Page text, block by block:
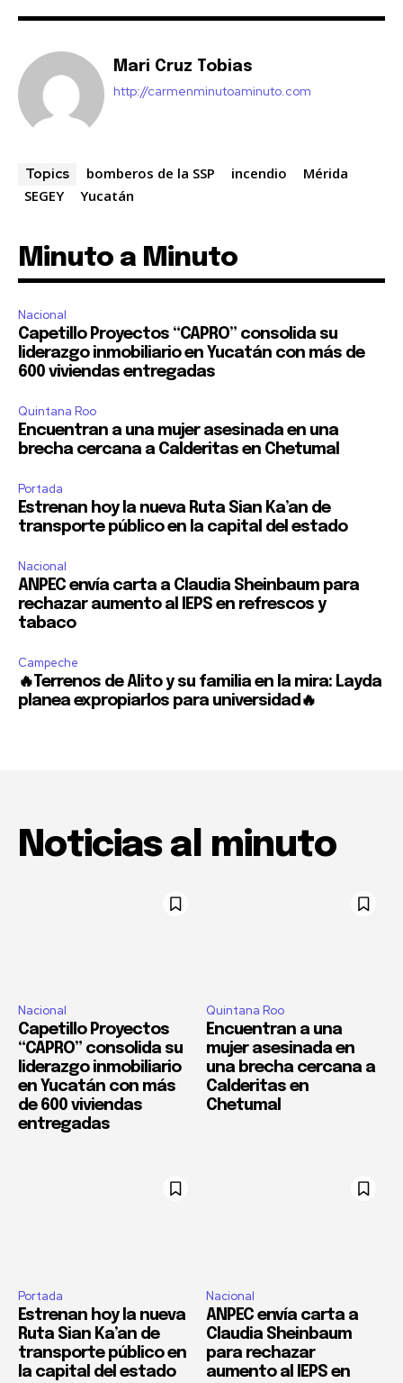
Mari Cruz Tobias
http://carmenminutoaminuto.com
Topics bomberos de la SSP incendio
Mérida
SEGEY
Yucatán
Minuto a Minuto
Nacional
Capetillo Proyectos “CAPRO” consolida su
liderazgo inmobiliario en Yucatán con más de
600 viviendas entregadas
Quintana Roo
Encuentran a una mujer asesinada en una
brecha cercana a Calderitas en Chetumal
Portada
Estrenan hoy la nueva Ruta Sian Ka’an de
transporte público en la capital del estado
Nacional
ANPEC envía carta a Claudia Sheinbaum para
rechazar aumento al IEPS en refrescos y
tabaco
Campeche
🔥Terrenos de Alito y su familia en la mira: Layda
planea expropiarlos para universidad🔥
Noticias al minuto
Nacional
Capetillo Proyectos
“CAPRO” consolida su
liderazgo inmobiliario
en Yucatán con más
de 600 viviendas
entregadas
Quintana Roo
Encuentran a una
mujer asesinada en
una brecha cercana a
Calderitas en
Chetumal
Portada
Estrenan hoy la nueva
Ruta Sian Ka’an de
transporte público en
la capital del estado
Nacional
ANPEC envía carta a
Claudia Sheinbaum
para rechazar
aumento al IEPS en